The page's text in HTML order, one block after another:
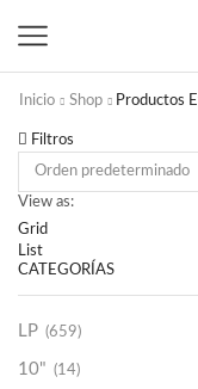
Inicio Shop Productos
Filtros
View as:
Grid
List
CATEGORÍAS
LP (659)
10" (14)